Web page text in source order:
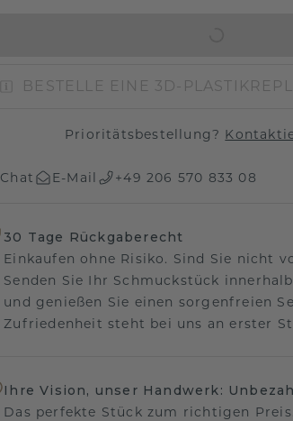
BESTELLE EINE 3D-
Prioritätsbestellung?
Chat E-Mail +49 206 570 833 08
30 Tage Rückgaberecht
Einkaufen ohne Risiko. Sind Sie nicht
Senden Sie Ihr Schmuckstück
und genießen Sie einen sorgenfreien
Zufriedenheit steht bei uns an erster
Ihre Vision, unser Handwerk:
Das perfekte Stück zum richtigen